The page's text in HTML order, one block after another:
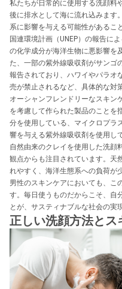
私たちが日常的に使用する洗顔料
後に排水として海に流れ込みます
系に影響を与える可能性があるこ
国連環境計画（UNEP）の報告に
の化学成分が海洋生物に悪影響を
た、一部の紫外線吸収剤がサンゴ
報告されており、ハワイやパラオ
売が禁止されるなど、具体的な対
オーシャンフレンドリーなスキン
を考慮して作られた製品のことを
分を使用している、マイクロプラ
響を与える紫外線吸収剤を使用し
自然由来のクレイを使用した洗顔
観点からも注目されています。天
れやすく、海洋生態系への負荷が
男性のスキンケアにおいても、こ
す。毎日使うものだからこそ、自
とが、サスティナブルな社会の実
正しい洗顔方法とス